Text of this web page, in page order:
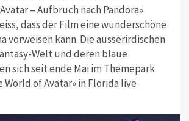
– Aufbruch nach Pandora»
dass der Film eine wunderschöne
vorweisen kann. Die ausserirdischen
Welt und deren blaue
sich seit ende Mai im Themepark
World of Avatar» in Florida live